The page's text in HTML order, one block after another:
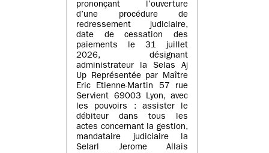
prononçant l’ouverture
d’une procédure de
redressement judiciaire,
date de cessation des
paiements le 31 juillet
2026, désignant
administrateur la Selas Aj
Up Représentée par Maître
Eric Etienne-Martin 57 rue
Servient 69003 Lyon, avec
les pouvoirs : assister le
débiteur dans tous les
actes concernant la gestion,
mandataire judiciaire la
Selarl Jerome Allais